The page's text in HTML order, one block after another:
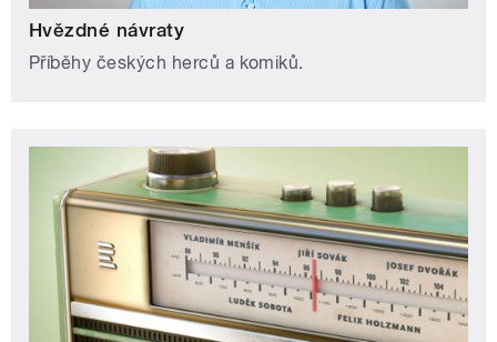
Hvězdné návraty
Příběhy českých herců a komiků.